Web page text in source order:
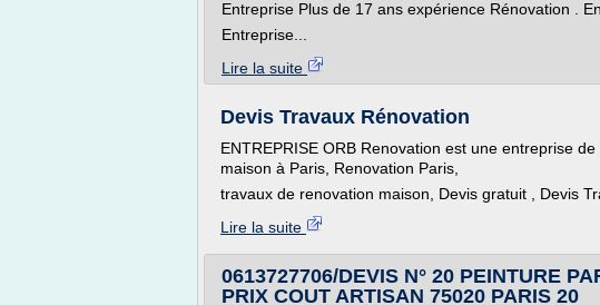
Entreprise Plus de 17 ans expérience Rénovation .
Entreprise...
Lire la suite
Devis Travaux Rénovation
ENTREPRISE ORB Renovation est une entreprise
maison à Paris, Renovation Paris,
travaux de renovation maison, Devis gratuit , Devis
Lire la suite
0613727706/DEVIS N° 20 PEINTURE
PRIX COUT ARTISAN 75020 PARIS 20